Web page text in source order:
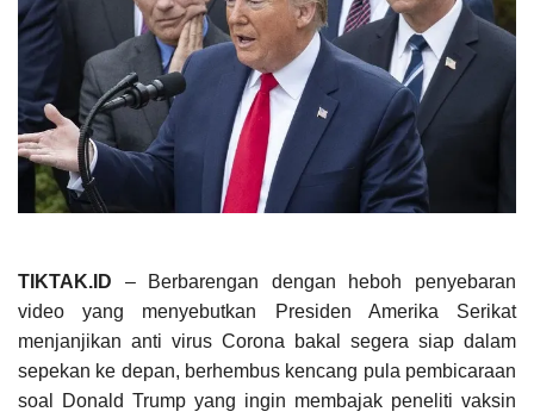
TIKTAK.ID – Berbarengan dengan heboh penyebaran
video yang menyebutkan Presiden Amerika Serikat
menjanjikan anti virus Corona bakal segera siap dalam
sepekan ke depan, berhembus kencang pula pembicaraan
soal Donald Trump yang ingin membajak peneliti vaksin